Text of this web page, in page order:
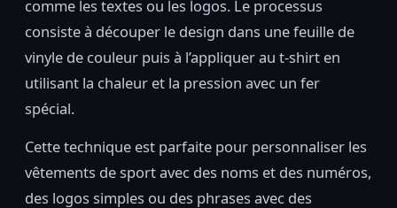
comme les textes ou les logos. Le processus
consiste à découper le design dans une feuille de
vinyle de couleur puis à l’appliquer au t-shirt en
utilisant la chaleur et la pression avec un fer
spécial.
Cette technique est parfaite pour personnaliser les
vêtements de sport avec des noms et des numéros,
des logos simples ou des phrases avec des